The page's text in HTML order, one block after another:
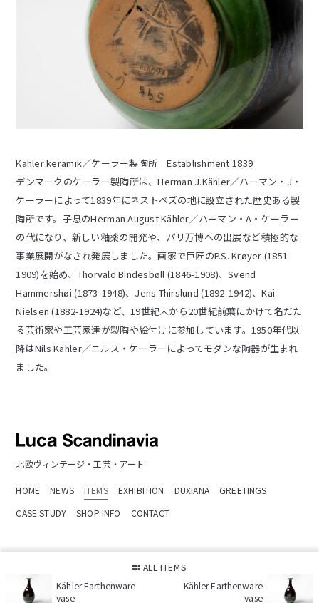
Kähler keramik／ケーラー製陶所 Establishment 1839
デンマークのケーラー製陶所は、Herman J.Kähler／ハーマン・J・
ケーラーによって1839年にネストベズの地に設立された歴史ある製
陶所です。子息のHerman August Kähler／ハーマン・A・ケーラー
の代になり、新しい釉薬の開発や、パリ万博への出展など積極的な
事業展開がなされ発展しました。画家で巨匠のP.S. Krøyer (1851-
1909)を始め、Thorvald Bindesbøll (1846-1908)、Svend
Hammershøi (1873-1948)、Jens Thirslund (1892-1942)、Kai
Nielsen (1882-1924)など、19世紀末から20世紀前葉にかけて名だた
る芸術家や工芸家達が製陶や絵付けに参加しています。1950年代以
降はNils Kahler／ニルス・ケーラーによってモダンな陶器が生まれ
ました。
ALL ITEMS
Kähler Earthenware
vase
Kähler Earthenware
vase
北欧ヴィンテージ・工芸・アート
HOME NEWS ITEMS EXHIBITION DUXIANA
GREETINGS
CASE STUDY
SHOP INFO CONTACT
〒104-0061 中央区銀座1-9-6 1F
Tel:03-3535-3235
営業時間 : 12:00-18:00 /水曜定休